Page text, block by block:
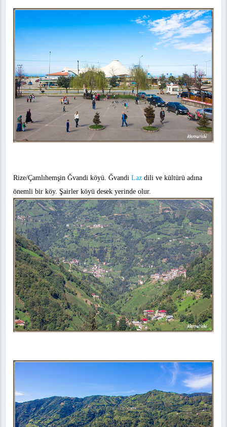
Rize/Çamlıhemşin Ğvandi köyü. Ğvandi Laz dili ve kültürü adına
önemli bir köy. Şairler köyü desek yerinde olur.